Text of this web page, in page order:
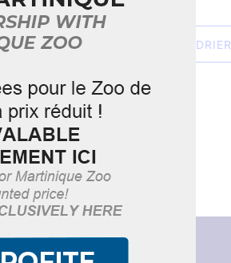
S’ABONNER AU CALENDRIER